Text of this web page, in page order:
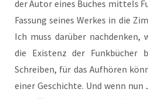
der Autor eines Buches mit­tels
Fas­sung sei­nes Wer­kes in die
Ich muss dar­über nach­den­ken,
die Exis­tenz der Funk­bü­cher
Schrei­ben, für das Auf­hö­ren
einer Geschich­te. Und wenn nun